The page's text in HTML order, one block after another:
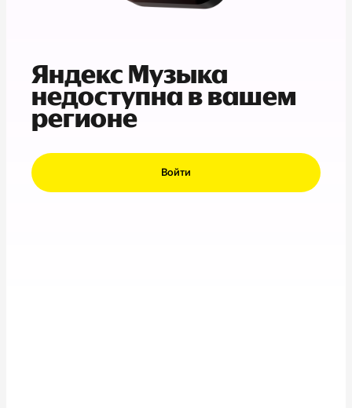
Яндекс Музыка
недоступна в вашем
регионе
Войти